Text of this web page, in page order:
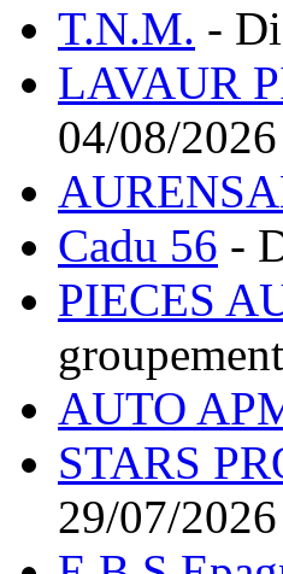
T.N.M. -
LAVAUR
04/08/2026
Cadu 56 -
PIECES
AUTO
STARS
29/07/2026